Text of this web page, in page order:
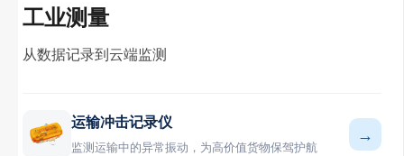
工业测量
从数据记录到云端监测
运输冲击记录仪
监测运输中的异常振动，为高价值货物保驾护航
→